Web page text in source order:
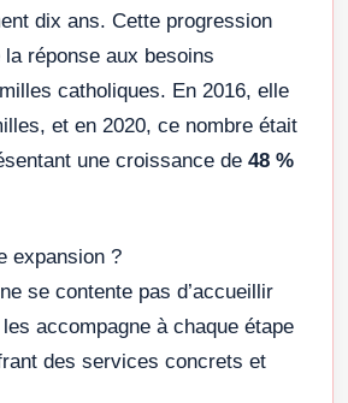
dix ans. Cette progression
réponse aux besoins
catholiques. En 2016, elle
et en 2020, ce nombre était
une croissance de 48 %
expansion ?
se contente pas d’accueillir
accompagne à chaque étape
des services concrets et